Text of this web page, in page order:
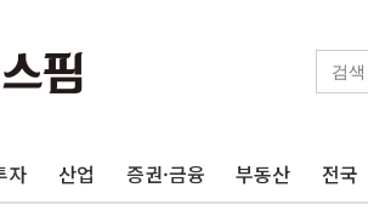
자 산업 증권·금융 부동산 전국
연준 금리 인상 가능성 낮아지며 상승…